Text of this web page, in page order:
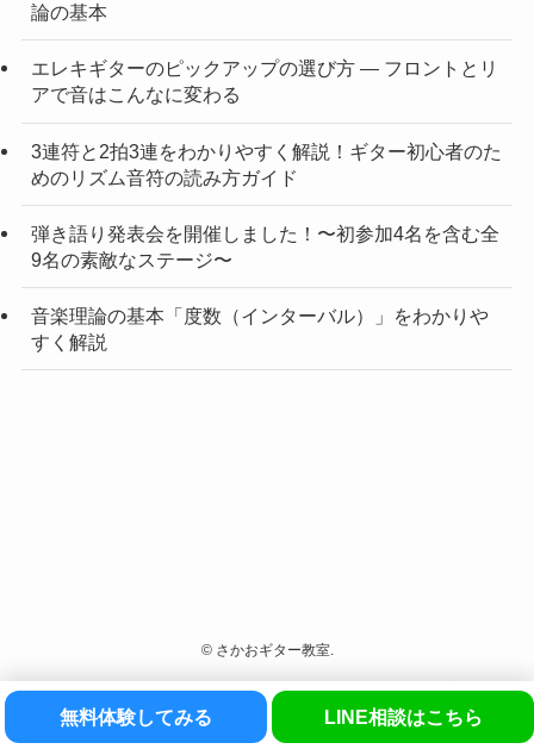
論の基本
エレキギターのピックアップの選び方 — フロントとリ
アで音はこんなに変わる
3連符と2拍3連をわかりやすく解説！ギター初心者のた
めのリズム音符の読み方ガイド
弾き語り発表会を開催しました！〜初参加4名を含む全
9名の素敵なステージ〜
音楽理論の基本「度数（インターバル）」をわかりや
すく解説
©さかおギター教室.
無料体験してみる LINE相談はこちら